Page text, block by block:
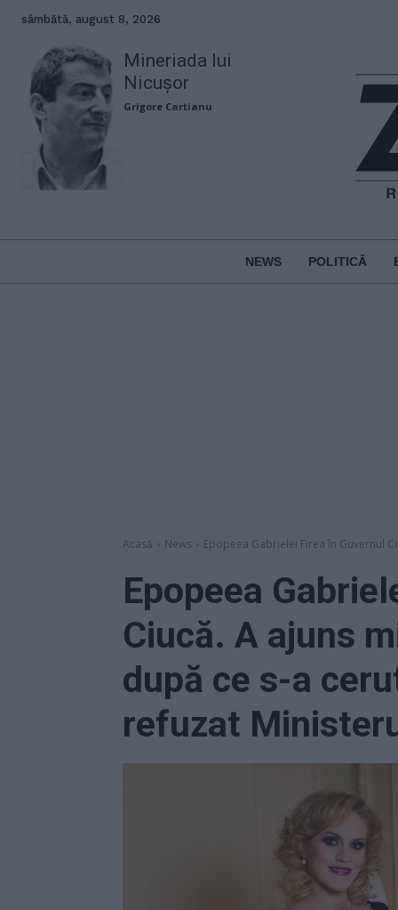
sâmbătă, august 8, 2026
Mineriada lui
Nicușor
Grigore Cartianu
NEWS POLITICĂ
Acasă News Epopeea Gabrielei Firea în Guvernul
Epopeea
Ciucă. A ajuns
după ce s-a
refuzat